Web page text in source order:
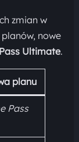
zmian w
nowe
Ultimate.
planu
Pass